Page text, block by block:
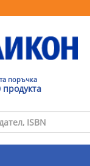
поръчка
продукта